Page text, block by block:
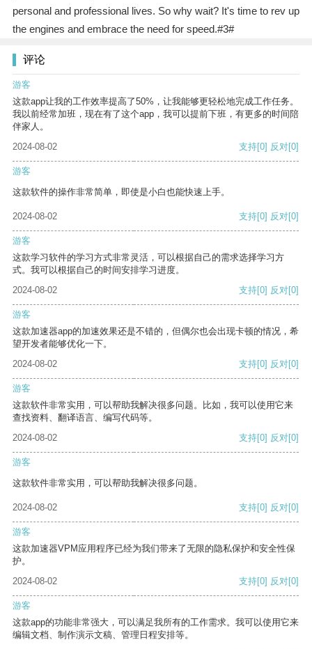
personal and professional lives. So why wait? It's time to rev up
the engines and embrace the need for speed.#3#
评论
游客
这款app让我的工作效率提高了50%，让我能够更轻松地完成工作任务。
我以前经常加班，现在有了这个app，我可以提前下班，有更多的时间陪
伴家人。
2024-08-02
支持[0] 反对[0]
游客
这款软件的操作非常简单，即使是小白也能快速上手。
2024-08-02 支持[0] 反对[0]
游客
这款学习软件的学习方式非常灵活，可以根据自己的需求选择学习方
式。我可以根据自己的时间安排学习进度。
2024-08-02
支持[0] 反对[0]
游客
这款加速器app的加速效果还是不错的，但偶尔也会出现卡顿的情况，希
望开发者能够优化一下。
2024-08-02
支持[0] 反对[0]
游客
这款软件非常实用，可以帮助我解决很多问题。比如，我可以使用它来
查找资料、翻译语言、编写代码等。
2024-08-02
支持[0] 反对[0]
游客
这款软件非常实用，可以帮助我解决很多问题。
2024-08-02 支持[0] 反对[0]
游客
这款加速器VPM应用程序已经为我们带来了无限的隐私保护和安全性保
护。
2024-08-02
支持[0] 反对[0]
游客
这款app的功能非常强大，可以满足我所有的工作需求。我可以使用它来
编辑文档、制作演示文稿、管理日程安排等。